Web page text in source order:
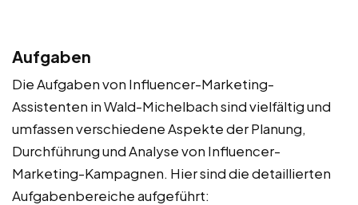
Aufgaben
Die Aufgaben von Influencer-Marketing-
Assistenten in Wald-Michelbach sind vielfältig und
umfassen verschiedene Aspekte der Planung,
Durchführung und Analyse von Influencer-
Marketing-Kampagnen. Hier sind die detaillierten
Aufgabenbereiche aufgeführt: